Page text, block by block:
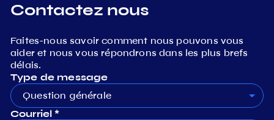
Contactez nous
Faites-nous savoir comment nous pouvons vous
aider et nous vous répondrons dans les plus brefs
délais.
Type de message
Question générale
Courriel *